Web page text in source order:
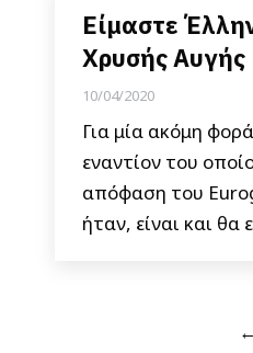
Είμαστε
Χρυσής Αυγής
10/04/2020
Για μία ακόμη
εναντίον του
απόφαση του
ήταν, είναι και θα
←